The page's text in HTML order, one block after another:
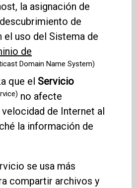
la asignación de
de
el uso del Sistema de
de
Domain Name System)
que el Servicio
no afecte
de Internet al
la información de
se usa más
compartir archivos y